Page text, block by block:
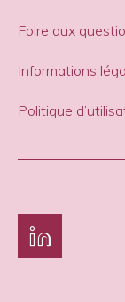
Foire aux
Informations
Politique